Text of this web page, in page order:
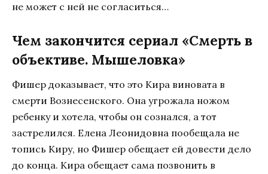
не может с ней не согласиться…
Чем закончится сериал «Смерть в
объективе. Мышеловка»
Фишер доказывает, что это Кира виновата в
смерти Вознесенского. Она угрожала ножом
ребенку и хотела, чтобы он сознался, а тот
застрелился. Елена Леонидовна пообещала не
топись Киру, но Фишер обещает ей довести дело
до конца. Кира обещает сама позвонить в